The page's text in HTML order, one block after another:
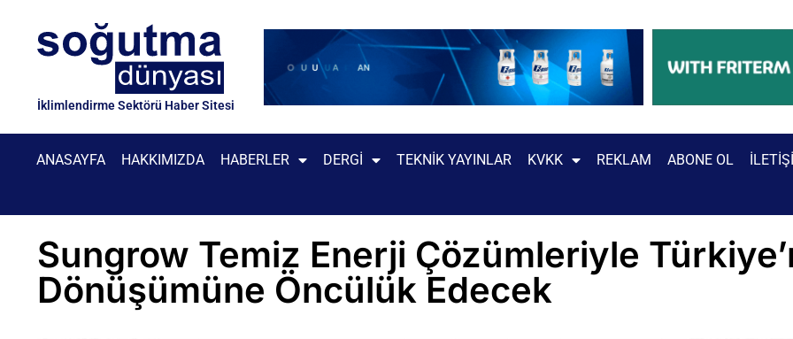
İklimlendirme Sektörü Haber Sitesi
ANASAYFA HAKKIMIZDA HABERLER DERGI TEKNIK YAYINLAR KVKK REKLAM ABONE OL
Sungrow Temiz Enerji Çözümleriyle
Dönüşümüne Öncülük Edecek